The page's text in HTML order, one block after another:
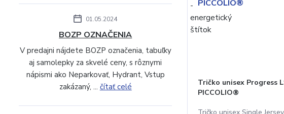
Tričko unisex Progress
PICCOLIO®
01.05.2024
BOZP OZNAČENIA
V predajni nájdete BOZP označenia, tabuľky
aj samolepky za skvelé ceny, s rôznymi
nápismi ako Neparkovať, Hydrant, Vstup
zakázaný, ... čítať celé